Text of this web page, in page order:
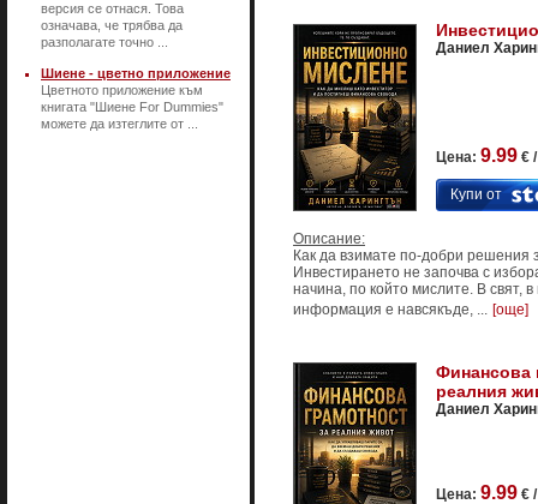
версия се отнася. Това
означава, че трябва да
разполагате точно ...
Шиене - цветно приложение
Цветното приложение към
книгата "Шиене For Dummies"
можете да изтеглите от ...
Даниел
Цена: 9.99 €
Купи от
Описание:
Как да взимате по-добри решения
Инвестирането не започва с
начина, по който мислите. В свят,
информация е навсякъде, ... [още]
Финансова
реалния
Даниел
Цена: 9.99 €